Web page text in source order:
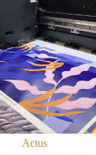
Actus